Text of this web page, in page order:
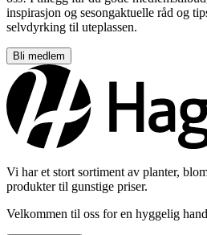
inspirasjon og sesongaktuelle råd og
selvdyrking til uteplassen.
Bli medlem
Vi har et stort sortiment av planter,
produkter til gunstige priser.
Velkommen til oss for en hyggelig